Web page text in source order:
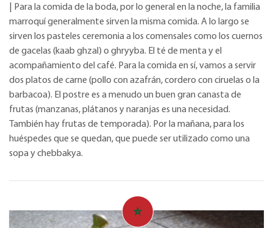
| Para la comida de la boda, por lo general en la noche, la familia
marroquí generalmente sirven la misma comida. A lo largo se
sirven los pasteles ceremonia a los comensales como los cuernos
de gacelas (kaab ghzal) o ghryyba. El té de menta y el
acompañamiento del café. Para la comida en sí, vamos a servir
dos platos de carne (pollo con azafrán, cordero con ciruelas o la
barbacoa). El postre es a menudo un buen gran canasta de
frutas (manzanas, plátanos y naranjas es una necesidad.
También hay frutas de temporada). Por la mañana, para los
huéspedes que se quedan, que puede ser utilizado como una
sopa y chebbakya.